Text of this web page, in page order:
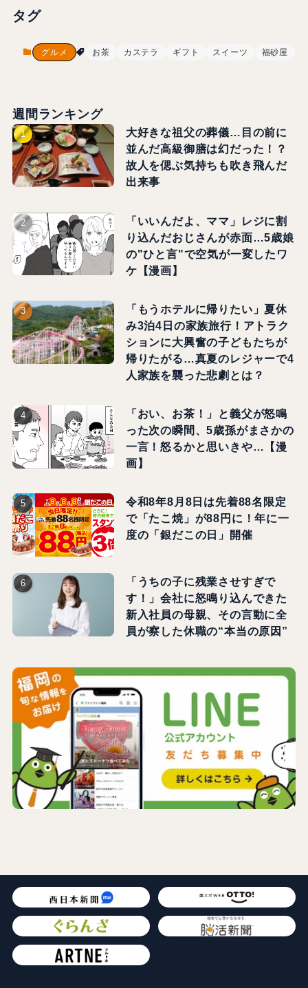
タグ
グルメ お茶 カステラ ギフト スイーツ 福砂屋
週間ランキング
大好きな祖父の葬儀…目の前に
並んだ高級御膳は幻だった！？
故人を偲ぶ気持ちも吹き飛んだ
出来事
「いいんだよ、ママ」レジに割
り込んだおじさんが赤面…5歳娘
の"ひと言"で空気が一変したワ
ケ【漫画】
「もうホテルに帰りたい」夏休
み3泊4日の家族旅行！アトラク
ションに大興奮の子どもたちが
帰りたがる…真夏のレジャーで4
人家族を襲った悲劇とは？
「おい、お茶！」と義父が怒鳴
った次の瞬間、5歳孫がまさかの
一言！怒るかと思いきや…【漫
画】
令和8年8月8日は先着88名限定
で「たこ焼」が88円に！年に一
度の「銀だこの日」開催
「うちの子に残業させすぎで
す！」会社に怒鳴り込んできた
新入社員の母親、その言動に全
員が察した休職の“本当の原因”